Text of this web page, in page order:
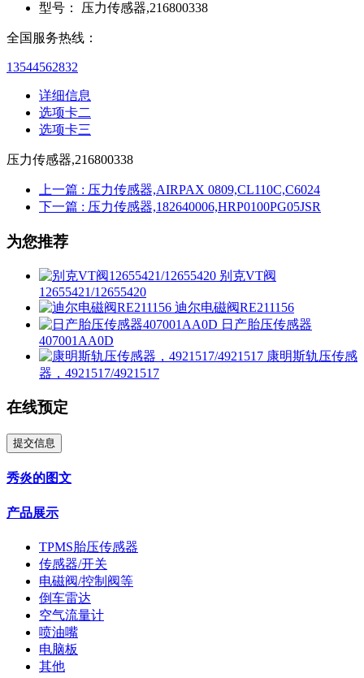
型号： 压力传感器,216800338
全国服务热线：
13544562832
详细信息
选项卡二
选项卡三
压力传感器,216800338
上一篇 : 压力传感器,AIRPAX 0809,CL110C,C6024
下一篇 : 压力传感器,182640006,HRP0100PG05JSR
为您推荐
别克VT阀
12655421/12655420
迪尔电磁阀RE211156
日产胎压传感器
407001AA0D
康明斯轨压传感
器，4921517/4921517
在线预定
提交信息
秀炎的图文
产品展示
TPMS胎压传感器
传感器/开关
电磁阀/控制阀等
倒车雷达
空气流量计
喷油嘴
电脑板
其他